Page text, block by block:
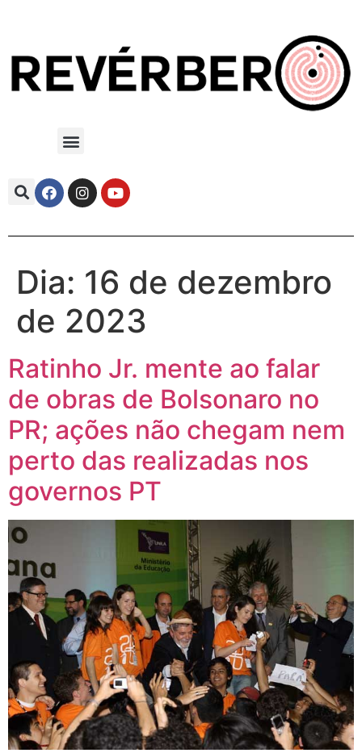
Dia: 16 de dezembro
de 2023
Ratinho Jr. mente ao falar
de obras de Bolsonaro no
PR; ações não chegam nem
perto das realizadas nos
governos PT